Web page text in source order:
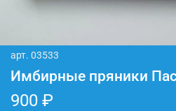
арт. 03533
Имбирные пряники
900 ₽